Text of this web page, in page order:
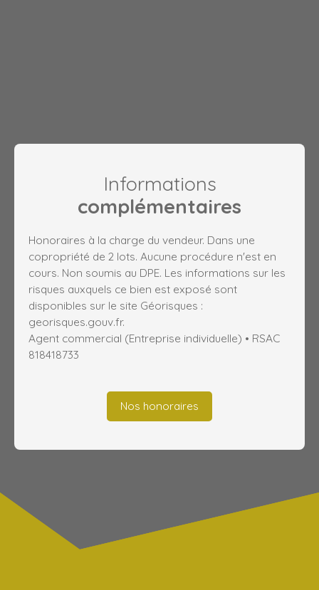
Informations
complémentaires
Honoraires à la charge du vendeur. Dans une
copropriété de 2 lots. Aucune procédure n'est en
cours. Non soumis au DPE. Les informations sur les
risques auxquels ce bien est exposé sont
disponibles sur le site Géorisques :
georisques.gouv.fr.
Agent commercial (Entreprise individuelle) • RSAC
818418733
Nos honoraires